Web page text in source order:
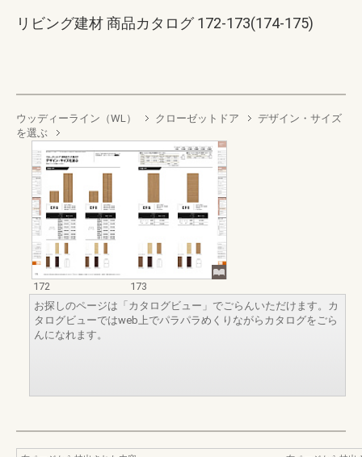
リビング建材 商品カタログ 172-173(174-175)
ウッディーライン（WL） クローゼットドア
デザイン・サイズ
を選ぶ
172
173
お探しのページは「カタログビュー」でごらんいただけます。カ
タログビューではweb上でパラパラめくりながらカタログをごら
んになれます。